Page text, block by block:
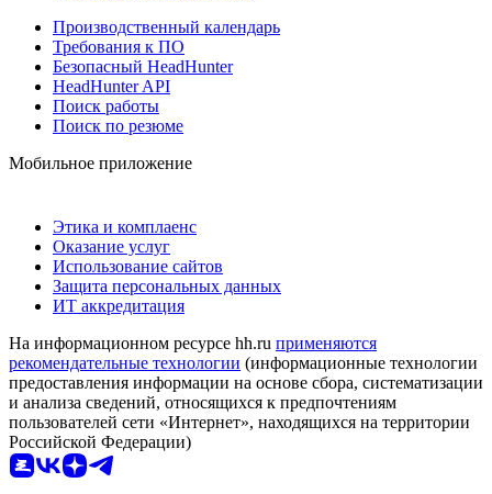
Производственный календарь
Требования к ПО
Безопасный HeadHunter
HeadHunter API
Поиск работы
Поиск по резюме
Мобильное приложение
Этика и комплаенс
Оказание услуг
Использование сайтов
Защита персональных данных
ИТ аккредитация
На информационном ресурсе hh.ru применяются
рекомендательные технологии (информационные технологии
предоставления информации на основе сбора, систематизации
и анализа сведений, относящихся к предпочтениям
пользователей сети «Интернет», находящихся на территории
Российской Федерации)